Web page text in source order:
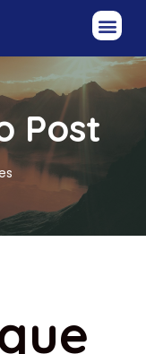
Post